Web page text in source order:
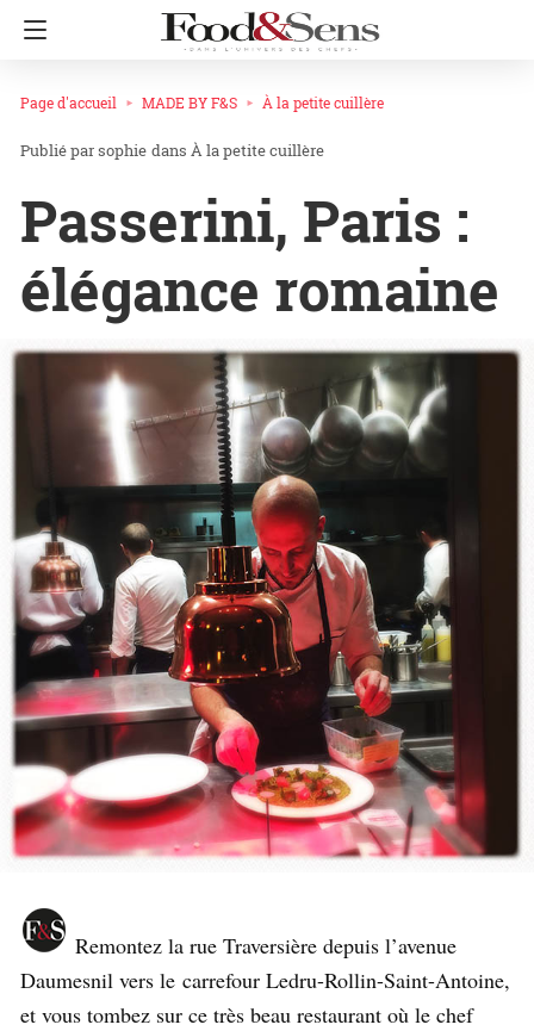
Page d'accueil MADE BY F&S À la petite cuillère
sophie dans À la petite cuillère
Passerini, Paris :
élégance romaine
Remontez la rue Traversière depuis l’avenue
Daumesnil vers le carrefour Ledru-Rollin-Saint-Antoine,
et vous tombez sur ce très beau restaurant où le chef